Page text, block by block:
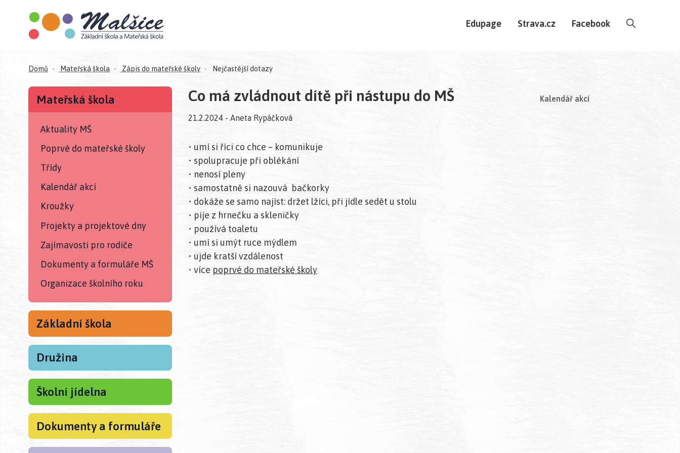
Edupage Strava.cz Facebook
Domů Mateřská škola Zápis do mateřské školy Nejčastější dotazy
Mateřská škola
Aktuality MŠ
Poprvé do mateřské školy
Třídy
Kalendář akcí
Kroužky
Projekty a projektové dny
Zajímavosti pro rodiče
Dokumenty a formuláře MŠ
Organizace školního roku
Základní škola
Družina
Školní jídelna
Dokumenty a formuláře
Co má zvládnout dítě při nástupu do MŠ
21.2.2024 - Aneta Rypáčková
• umí si říci co chce – komunikuje
• spolupracuje při oblékání
• nenosí pleny
• samostatně si nazouvá bačkorky
• dokáže se samo najíst: držet lžíci, při jídle sedět u stolu
• pije z hrnečku a skleničky
• používá toaletu
• umí si umýt ruce mýdlem
• ujde kratší vzdálenost
• více poprvé do mateřské školy
Kalendář akcí